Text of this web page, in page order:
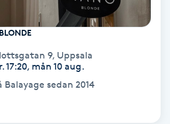
9, Uppsala
17:20, mån 10 aug.
sedan 2014